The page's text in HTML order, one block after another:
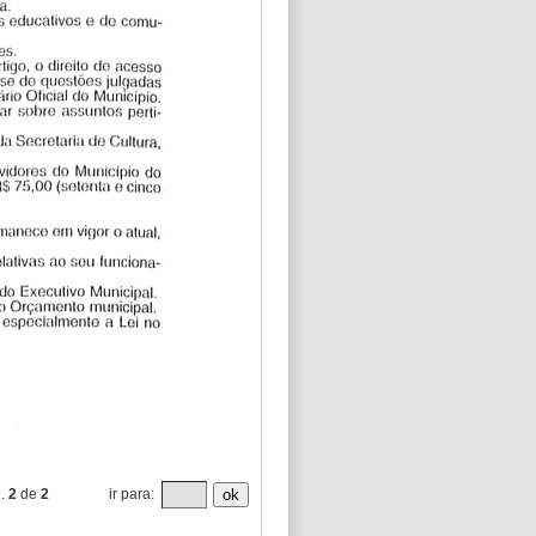
2 de2 ir para: ok